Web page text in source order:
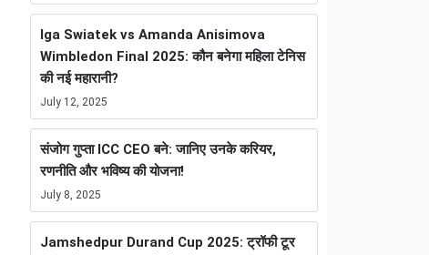
Iga Swiatek vs Amanda Anisimova
Wimbledon Final 2025: कौन बनेगा महिला टेनिस
की नई महारानी?
July 12, 2025
संजोग गुप्ता ICC CEO बने: जानिए उनके करियर,
रणनीति और भविष्य की योजना!
July 8, 2025
Jamshedpur Durand Cup 2025: ट्रॉफी टूर